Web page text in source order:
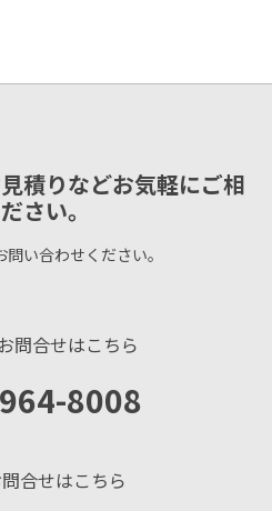
積りなどお気軽にご相
さい。
い合わせください。
問合せはこちら
8008
合せはこちら